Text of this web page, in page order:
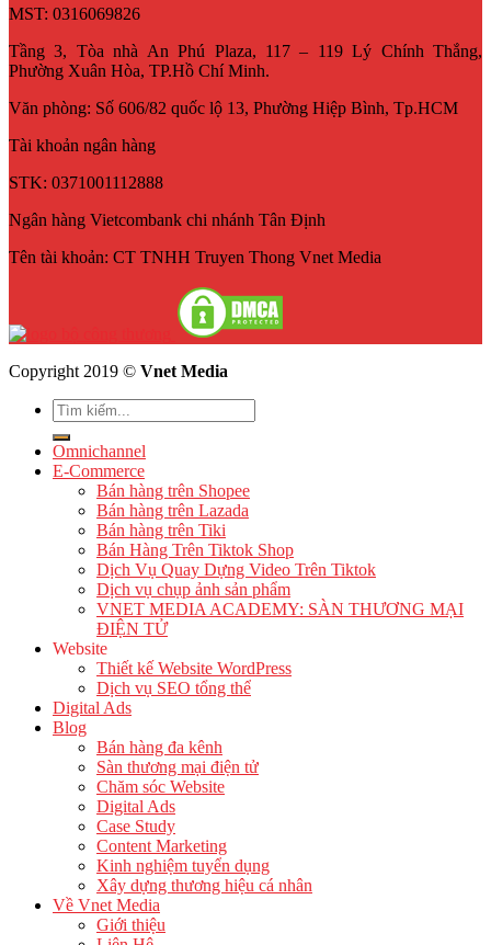
MST: 0316069826
Tầng 3, Tòa nhà An Phú Plaza, 117 – 119 Lý Chính Thắng,
Phường Xuân Hòa, TP.Hồ Chí Minh.
Văn phòng: Số 606/82 quốc lộ 13, Phường Hiệp Bình, Tp.HCM
Tài khoản ngân hàng
STK: 0371001112888
Ngân hàng Vietcombank chi nhánh Tân Định
Tên tài khoản: CT TNHH Truyen Thong Vnet Media
Copyright 2019 © Vnet Media
Omnichannel
E-Commerce
Bán hàng trên Shopee
Bán hàng trên Lazada
Bán hàng trên Tiki
Bán Hàng Trên Tiktok Shop
Dịch Vụ Quay Dựng Video Trên Tiktok
Dịch vụ chụp ảnh sản phẩm
VNET MEDIA ACADEMY: SÀN THƯƠNG MẠI
ĐIỆN TỬ
Website
Thiết kế Website WordPress
Dịch vụ SEO tổng thể
Digital Ads
Blog
Bán hàng đa kênh
Sàn thương mại điện tử
Chăm sóc Website
Digital Ads
Case Study
Content Marketing
Kinh nghiệm tuyển dụng
Xây dựng thương hiệu cá nhân
Về Vnet Media
Giới thiệu